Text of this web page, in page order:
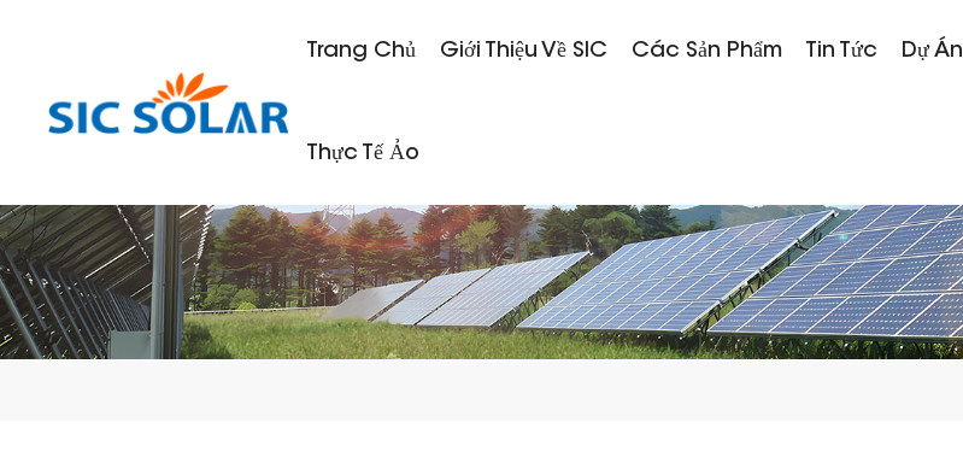
Trang Chủ Giới Thiệu Về SIC Các Sản Phẩm Tin Tức Dự Án
Thực Tế Ảo